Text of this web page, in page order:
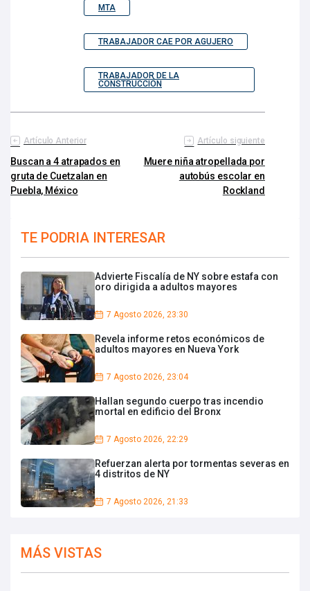
MTA
TRABAJADOR CAE POR AGUJERO
TRABAJADOR DE LA
CONSTRUCCIÓN
Artículo Anterior
Buscan a 4 atrapados en
gruta de Cuetzalan en
Puebla, México
Artículo siguiente
Muere niña atropellada por
autobús escolar en
Rockland
TE PODRIA INTERESAR
Advierte Fiscalía de NY sobre estafa con
oro dirigida a adultos mayores
7 Agosto 2026, 23:30
Revela informe retos económicos de
adultos mayores en Nueva York
7 Agosto 2026, 23:04
Hallan segundo cuerpo tras incendio
mortal en edificio del Bronx
7 Agosto 2026, 22:29
Refuerzan alerta por tormentas severas en
4 distritos de NY
7 Agosto 2026, 21:33
MÁS VISTAS